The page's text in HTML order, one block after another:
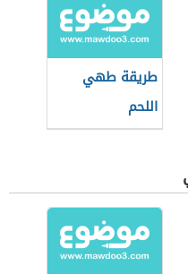
طريقة طهي
اللحم